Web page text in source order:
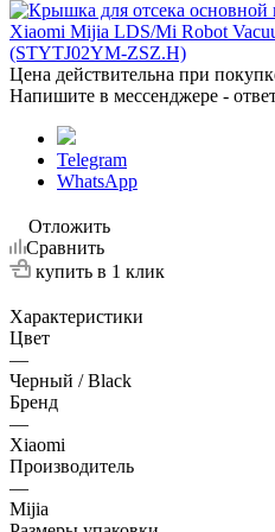
Цена действительна при
Напишите в мессенджере -
Telegram
WhatsApp
Отложить
Сравнить
купить в 1 клик
Характеристики
Цвет
—
Черный / Black
Бренд
—
Xiaomi
Производитель
—
Mijia